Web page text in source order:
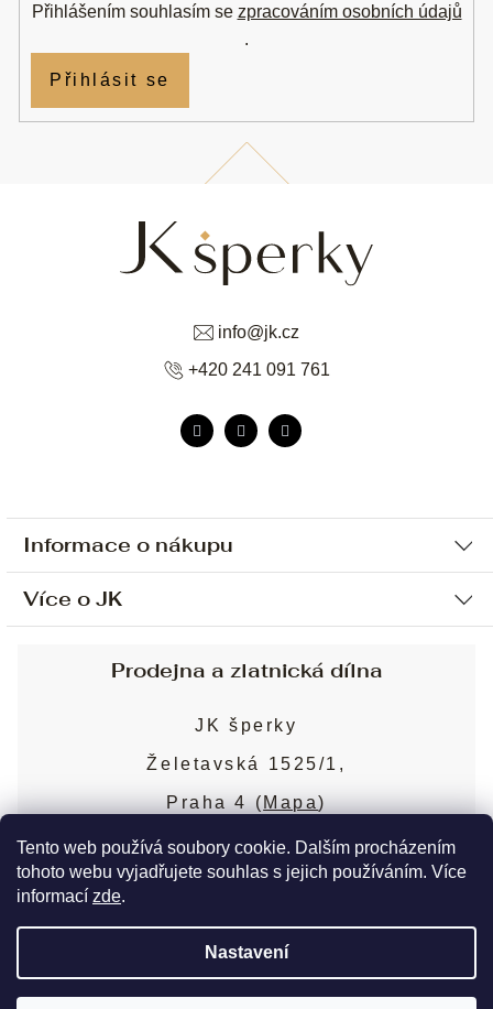
Tento web používá soubory cookie. Dalším procházením
tohoto webu vyjadřujete souhlas s jejich používáním. Více
informací zde.
Nastavení
Informace o nákupu
Ochrana osobních údajů
Sjednání osobní schůzky
Obchodní podmínky
Puncovní značky
Více o JK
Blog
Nejčastější dotazy
info@jk.cz
+420 241 091 761
Přihlášením souhlasím se zpracováním osobních údajů
.
Přihlásit se
Prodejna a zlatnická dílna
JK šperky
Želetavská 1525/1,
Praha 4 ( Mapa)
Více o prodejně
Copyright 2026JK šperky. Všechna práva
Upravit nastavení cookies